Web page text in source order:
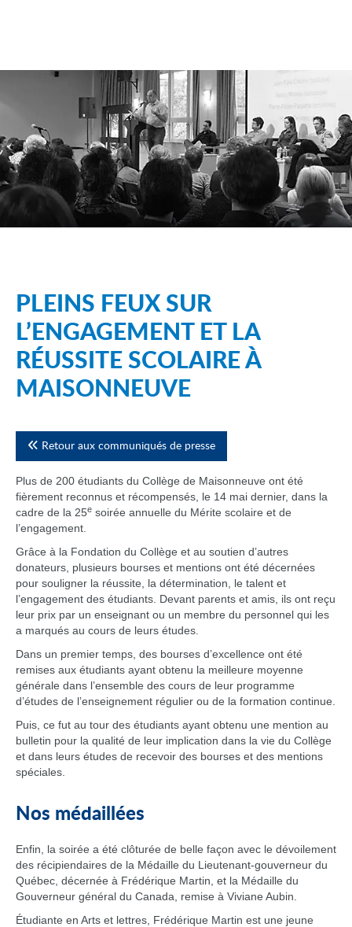
PLEINS FEUX SUR
L’ENGAGEMENT ET LA
RÉUSSITE SCOLAIRE À
MAISONNEUVE
Retour aux communiqués de presse
Plus de 200 étudiants du Collège de Maisonneuve ont été
fièrement reconnus et récompensés, le 14 mai dernier, dans la
cadre de la 25e soirée annuelle du Mérite scolaire et de
l’engagement.
Grâce à la Fondation du Collège et au soutien d’autres
donateurs, plusieurs bourses et mentions ont été décernées
pour souligner la réussite, la détermination, le talent et
l’engagement des étudiants. Devant parents et amis, ils ont reçu
leur prix par un enseignant ou un membre du personnel qui les
a marqués au cours de leurs études.
Dans un premier temps, des bourses d’excellence ont été
remises aux étudiants ayant obtenu la meilleure moyenne
générale dans l’ensemble des cours de leur programme
d’études de l’enseignement régulier ou de la formation continue.
Puis, ce fut au tour des étudiants ayant obtenu une mention au
bulletin pour la qualité de leur implication dans la vie du Collège
et dans leurs études de recevoir des bourses et des mentions
spéciales.
Nos médaillées
Enfin, la soirée a été clôturée de belle façon avec le dévoilement
des récipiendaires de la Médaille du Lieutenant-gouverneur du
Québec, décernée à Frédérique Martin, et la Médaille du
Gouverneur général du Canada, remise à Viviane Aubin.
Étudiante en Arts et lettres, Frédérique Martin est une jeune